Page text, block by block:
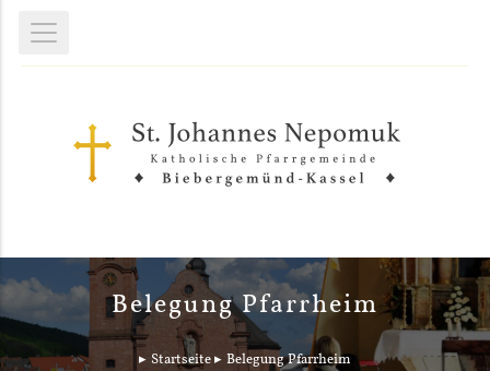
Belegung Pfarrheim
Startseite Belegung Pfarrheim